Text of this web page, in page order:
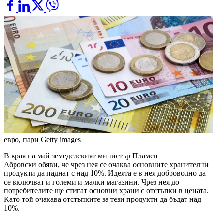
евро, пари Getty images
В края на май земеделският министър Пламен
Абровски обяви, че чрез нея се очаква основните хранителни
продукти да паднат с над 10%. Идеята е в нея доброволно да
се включват и големи и малки магазини. Чрез нея до
потребителите ще стигат основни храни с отстъпки в цената.
Като той очакава отстъпките за тези продукти да бъдат над
10%.